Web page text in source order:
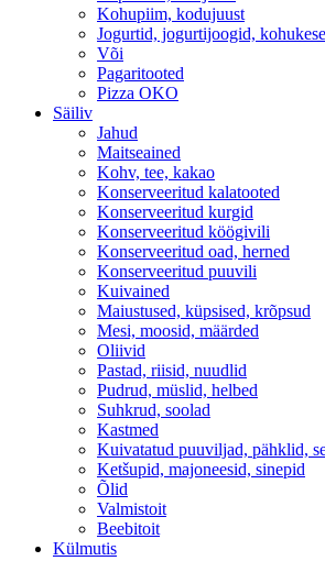
Kohupiim, kodujuust
Jogurtid, jogurtijoogid,
Või
Pagaritooted
Pizza OKO
Säiliv
Jahud
Maitseained
Kohv, tee, kakao
Konserveeritud kalatooted
Konserveeritud kurgid
Konserveeritud köögivili
Konserveeritud oad, herned
Konserveeritud puuvili
Kuivained
Maiustused, küpsised, krõpsud
Mesi, moosid, määrded
Oliivid
Pastad, riisid, nuudlid
Pudrud, müslid, helbed
Suhkrud, soolad
Kastmed
Kuivatatud puuviljad, pähklid,
Ketšupid, majoneesid, sinepid
Õlid
Valmistoit
Beebitoit
Külmutis